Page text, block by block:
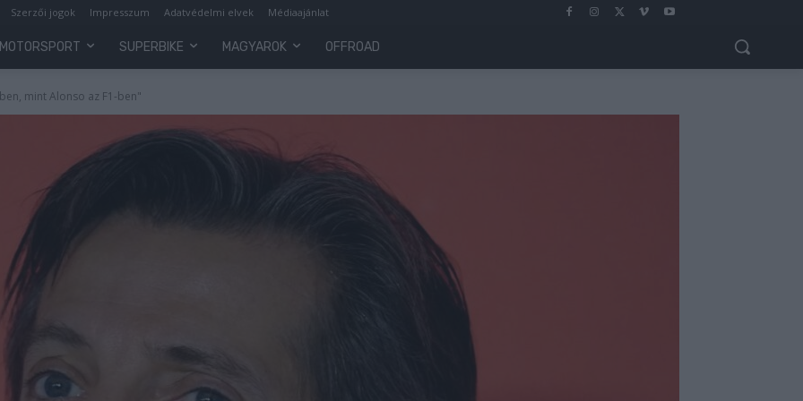
Szerzői jogok Impresszum Adatvédelmi elvek Médiaajánlat
SUPERBIKE MAGYAROK OFFROAD
mint Alonso az F1-ben"